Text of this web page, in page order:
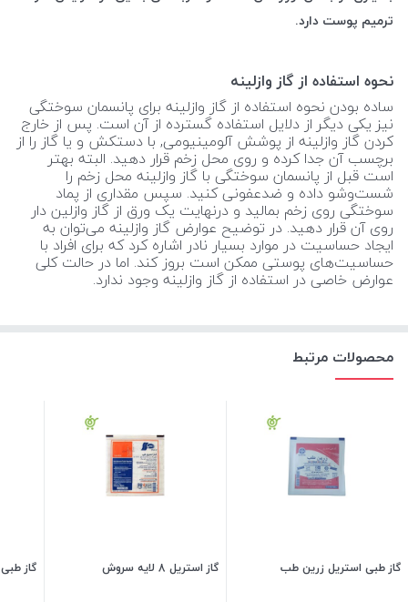
‌ترمیم پوست دارد.
نحوه استفاده از گاز وازلینه
ساده بودن نحوه استفاده از گاز وازلینه برای پانسمان سوختگی
نیز یکی دیگر از دلایل استفاده گسترده از آن است. پس از خارج
کردن گاز وازلینه از پوشش آلومینیومی, با دستکش و یا گاز را از
برچسب آن جدا کرده و روی محل زخم قرار دهید. البته بهتر
است قبل از پانسمان سوختگی با گاز وازلینه محل زخم را
شست‌وشو داده و ضدعفونی کنید. سپس مقداری از پماد
سوختگی روی زخم بمالید و درنهایت یک ورق از گاز وازلین دار
روی آن قرار دهید. در توضیح عوارض گاز وازلینه می‌توان به
ایجاد حساسیت در موارد بسیار نادر اشاره کرد که برای افراد با
حساسیت‌های پوستی ممکن است بروز کند. اما در حالت کلی
عوارض خاصی در استفاده از گاز وازلینه وجود ندارد.
محصولات مرتبط
گاز طبی استریل زرین طب گاز استریل 8 لایه سروش گاز طبی